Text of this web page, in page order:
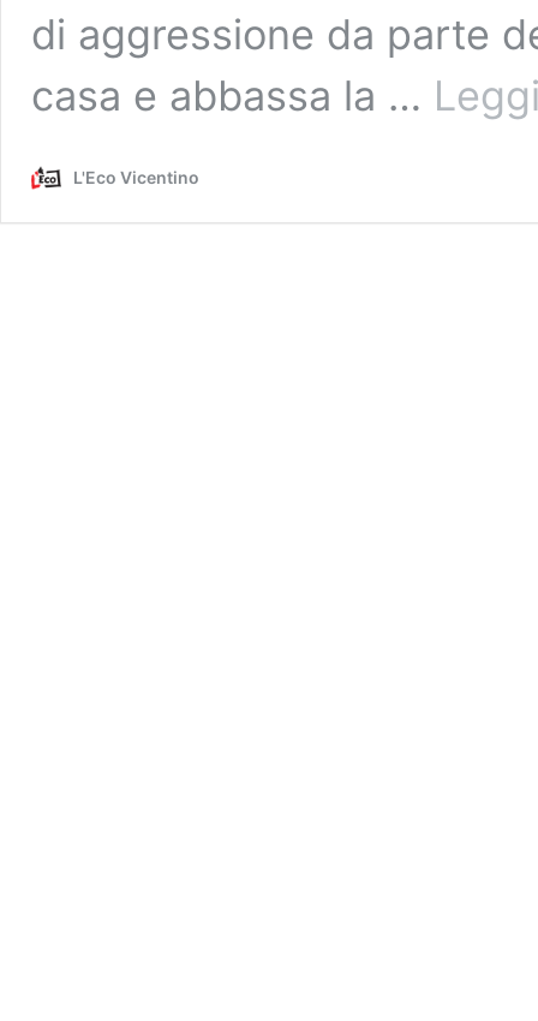
di aggressione da parte
casa e abbassa la …
L'Eco Vicentino